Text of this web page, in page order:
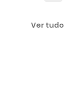
Ver tudo